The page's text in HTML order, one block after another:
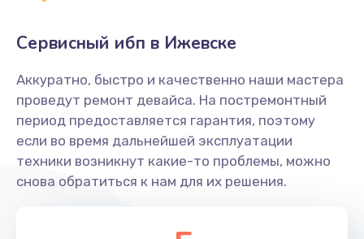
Сервисный ибп в Ижевске
Аккуратно, быстро и качественно наши мастера
проведут ремонт девайса. На постремонтный
период предоставляется гарантия, поэтому
если во время дальнейшей эксплуатации
техники возникнут какие-то проблемы, можно
снова обратиться к нам для их решения.